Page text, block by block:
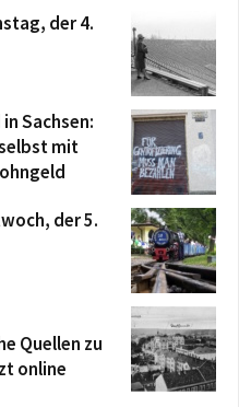
der 4.
Sachsen:
mit
der 5.
Quellen zu
online